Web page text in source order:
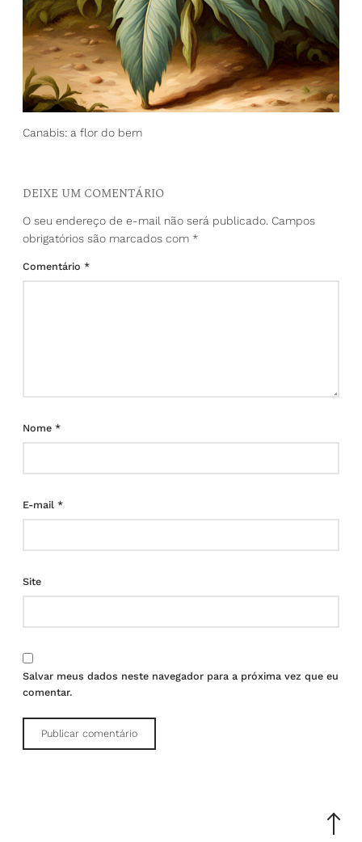
Canabis: a flor do bem
DEIXE UM COMENTÁRIO
O seu endereço de e-mail não será publicado. Campos
obrigatórios são marcados com *
Comentário *
Nome *
E-mail *
Site
Salvar meus dados neste navegador para a próxima vez que eu
comentar.
Scroll